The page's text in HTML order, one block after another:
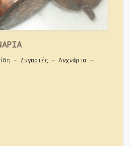
- Ζυγαριές - Λυχνάρια -